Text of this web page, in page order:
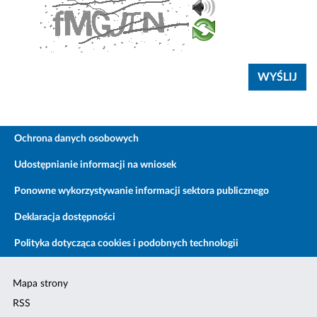
Ochrona danych osobowych
Udostępnianie informacji na wniosek
Ponowne wykorzystywanie informacji sektora publicznego
Deklaracja dostępności
Polityka dotycząca cookies i podobnych technologii
Mapa strony
RSS